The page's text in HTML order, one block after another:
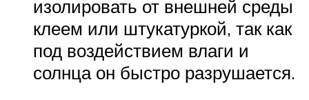
изолировать от внешней среды
клеем или штукатуркой, так как
под воздействием влаги и
солнца он быстро разрушается.